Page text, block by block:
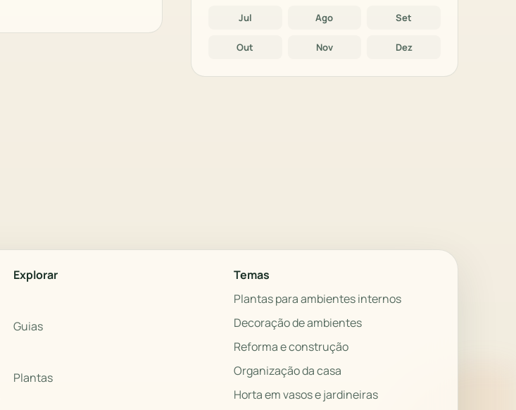
Jul Ago Set
Out Nov Dez
Explorar
Guias
Plantas
Temas
Plantas para ambientes internos
Decoração de ambientes
Reforma e construção
Organização da casa
Horta em vasos e jardineiras